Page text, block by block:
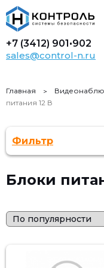
+7 (3412) 901•902
sales@control-n.ru
Главная
питания 12 В
Блоки
Фильтр